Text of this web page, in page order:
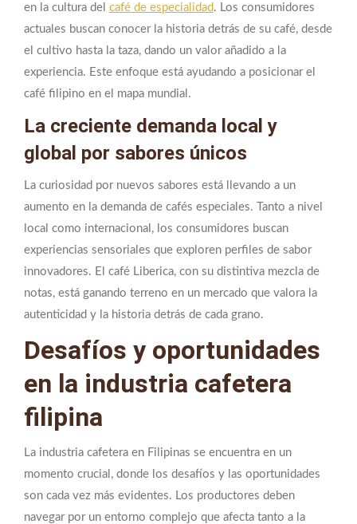
en la cultura del café de especialidad . Los consumidores
actuales buscan conocer la historia detrás de su café, desde
el cultivo hasta la taza, dando un valor añadido a la
experiencia. Este enfoque está ayudando a posicionar el
café filipino en el mapa mundial.
La creciente demanda local y
global por sabores únicos
La curiosidad por nuevos sabores está llevando a un
aumento en la demanda de cafés especiales. Tanto a nivel
local como internacional, los consumidores buscan
experiencias sensoriales que exploren perfiles de sabor
innovadores. El café Liberica, con su distintiva mezcla de
notas, está ganando terreno en un mercado que valora la
autenticidad y la historia detrás de cada grano.
Desafíos y oportunidades
en la industria cafetera
filipina
La industria cafetera en Filipinas se encuentra en un
momento crucial, donde los desafíos y las oportunidades
son cada vez más evidentes. Los productores deben
navegar por un entorno complejo que afecta tanto a la